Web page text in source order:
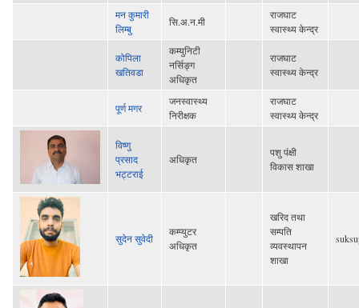
मन कुमारी
लिम्बु
सि.अ.न.मी
राजघाट
स्वास्थ्य केन्द्र
कोपिला
खतिवडा
कम्युनिटी
नर्सिङ्ग
अधिकृत
राजघाट
स्वास्थ्य केन्द्र
पूर्ण मगर
जनस्वास्थ्य
निरीक्षक
राजघाट
स्वास्थ्य केन्द्र
विष्णु
प्रसाद
भट्टराई
अधिकृत
पशु पंक्षी
विकास शाखा
सुदेन सुवेदी
कम्प्युटर
अधिकृत
खरिद तथा
सम्पति
व्यवस्थापन
शाखा